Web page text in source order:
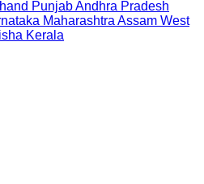
PunjabAndhra Pradesh
Maharashtra Assam West
Kerala